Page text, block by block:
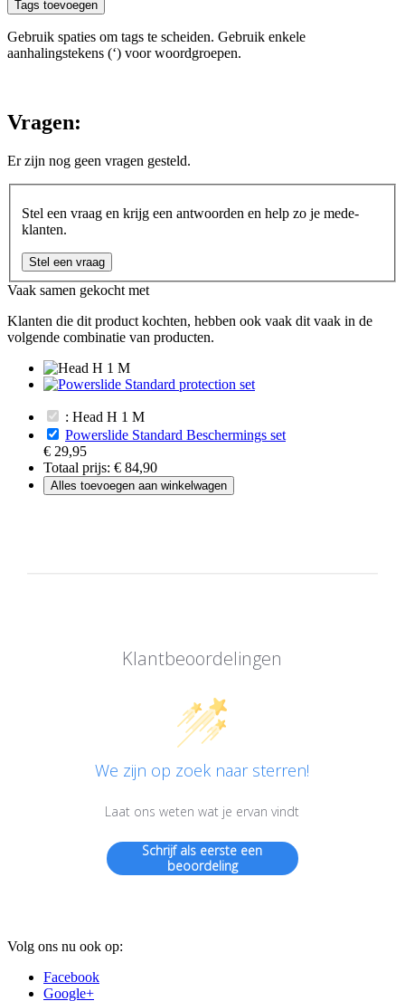
Tags toevoegen
Gebruik spaties om tags te scheiden. Gebruik enkele
aanhalingstekens (‘) voor woordgroepen.
Vragen:
Er zijn nog geen vragen gesteld.
Stel een vraag en krijg een antwoorden en help zo je mede-
klanten.
Stel een vraag
Vaak samen gekocht met
Klanten die dit product kochten, hebben ook vaak dit vaak in de
volgende combinatie van producten.
: Head H 1 M
Powerslide Standard Beschermings set
€ 29,95
Totaal prijs: € 84,90
Alles toevoegen aan winkelwagen
Klantbeoordelingen
We zijn op zoek naar sterren!
Laat ons weten wat je ervan vindt
Schrijf als eerste een
beoordeling
Volg ons nu ook op:
Facebook
Google+